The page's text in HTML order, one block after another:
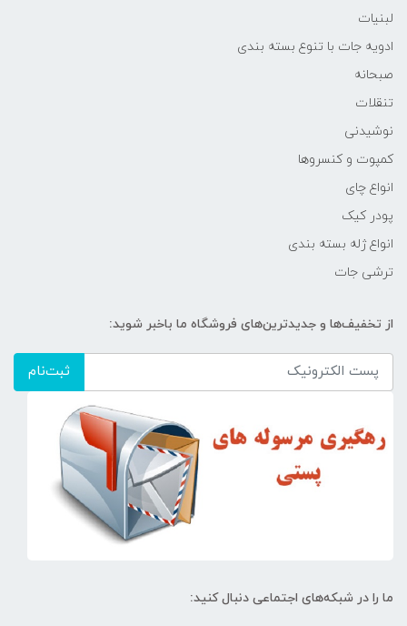
لبنیات
ادویه جات با تنوع بسته بندی
صبحانه
تنقلات
نوشیدنی
کمپوت و کنسروها
انواع چای
پودر کیک
انواع ژله بسته بندی
ترشی جات
از تخفیف‌ها و جدیدترین‌های فروشگاه ما باخبر شوید:
ثبت‌نام
ما را در شبکه‌های اجتماعی دنبال کنید: